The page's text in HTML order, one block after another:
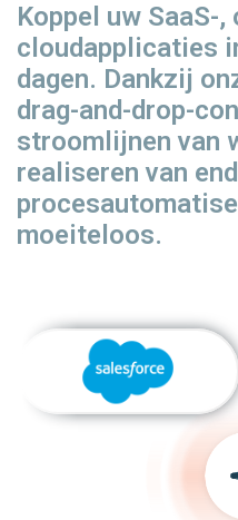
Koppel uw SaaS-
cloudapplicaties
dagen. Dankzij
drag-and-drop-
stroomlijnen van
realiseren van
moeiteloos.